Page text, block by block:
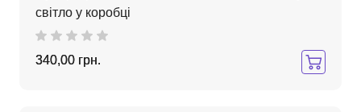
світло у коробці
340,00 грн.